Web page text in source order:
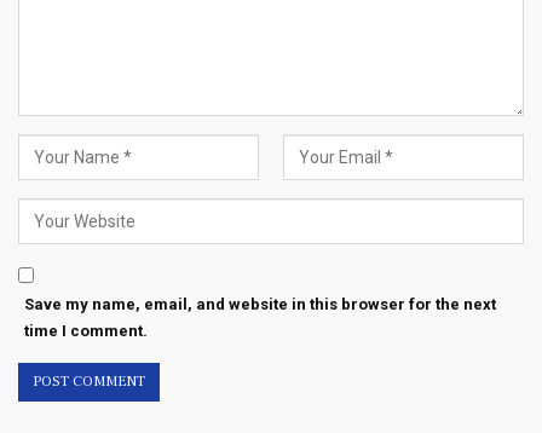
Save my name, email, and website in this browser for the next
time I comment.